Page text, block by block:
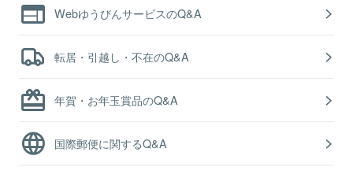
WebゆうびんサービスのQ&A
転居・引越し・不在のQ&A
年賀・お年玉賞品のQ&A
国際郵便に関するQ&A